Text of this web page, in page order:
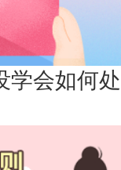
41分钟前
询，已获得专属情感方
3分钟前
面咨询，已获得专属情
28分钟前
面咨询，已获得专属情
学会如何处